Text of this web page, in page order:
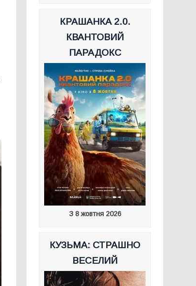
КРАШАНКА 2.0.
КВАНТОВИЙ
ПАРАДОКС
З 8 жовтня 2026
КУЗЬМА: СТРАШНО
ВЕСЕЛИЙ